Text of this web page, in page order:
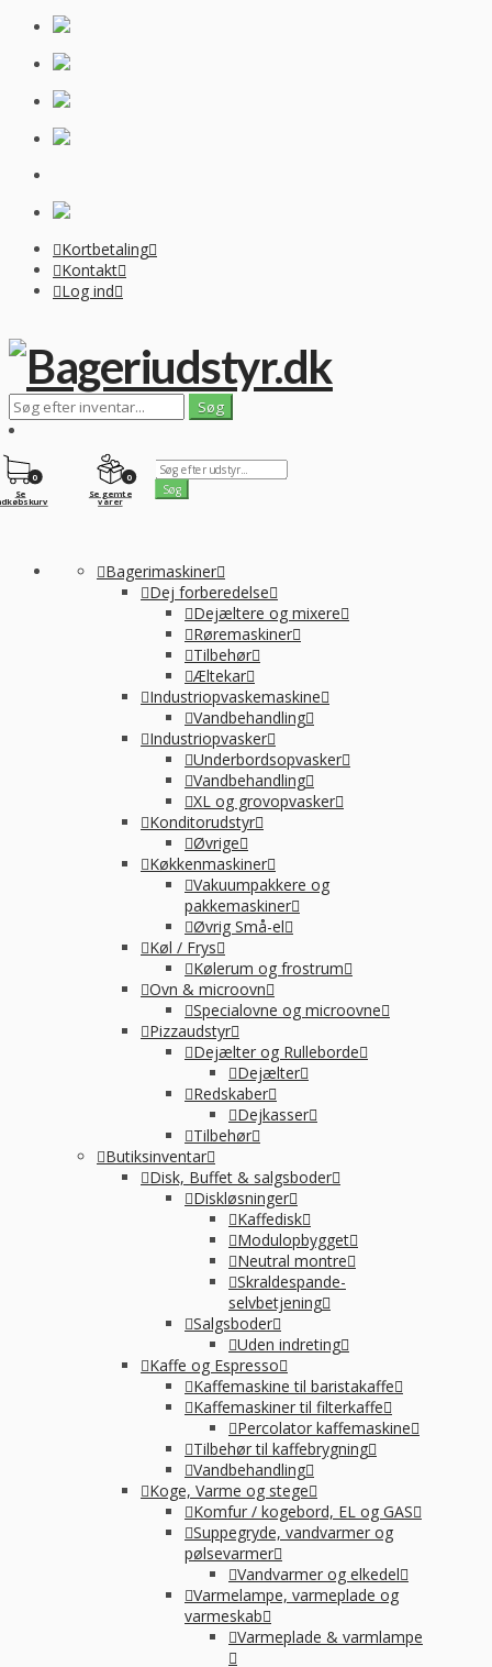
Kortbetaling
Kontakt
Log ind
0
Se gemte
varer
0
Se
Bagerimaskiner
Dej forberedelse
Dejæltere og mixere
Røremaskiner
Tilbehør
Æltekar
Industriopvaskemaskine
Vandbehandling
Industriopvasker
Underbordsopvasker
Vandbehandling
XL og grovopvasker
Konditorudstyr
Øvrige
Køkkenmaskiner
Vakuumpakkere og
pakkemaskiner
Øvrig Små-el
Køl / Frys
Kølerum og frostrum
Ovn & microovn
Specialovne og microovne
Pizzaudstyr
Dejælter og Rulleborde
Dejælter
Redskaber
Dejkasser
Tilbehør
Butiksinventar
Disk, Buffet & salgsboder
Diskløsninger
Kaffedisk
Modulopbygget
Neutral montre
Skraldespande-
selvbetjening
Salgsboder
Uden indreting
Kaffe og Espresso
Kaffemaskine til baristakaffe
Kaffemaskiner til filterkaffe
Percolator kaffemaskine
Tilbehør til kaffebrygning
Vandbehandling
Koge, Varme og stege
Komfur / kogebord, EL og GAS
Suppegryde, vandvarmer og
pølsevarmer
Vandvarmer og elkedel
Varmelampe, varmeplade og
varmeskab
Varmeplade & varmlampe